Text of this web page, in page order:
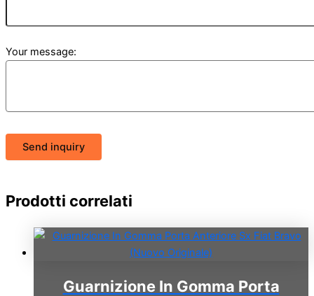
Your message:
Send inquiry
Prodotti correlati
Guarnizione In Gomma Porta